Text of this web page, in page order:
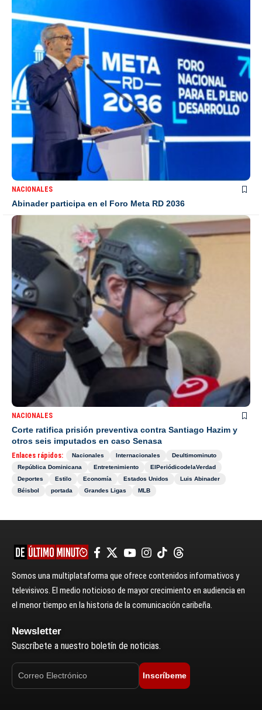
NACIONALES
Abinader participa en el Foro Meta RD 2036
NACIONALES
Corte ratifica prisión preventiva contra Santiago Hazim y
otros seis imputados en caso Senasa
Enlaces rápidos: Nacionales Internacionales
Deultimominuto
República Dominicana
Entretenimiento
ElPeriódicodelaVerdad
Deportes
Estilo Economía Estados Unidos
Luis Abinader
Béisbol
portada Grandes Ligas MLB
Somos una multiplataforma que ofrece contenidos informativos y
televisivos. El medio noticioso de mayor crecimiento en audiencia en
el menor tiempo en la historia de la comunicación caribeña.
Newsletter
Suscríbete a nuestro boletín de noticias.
Inscríbeme